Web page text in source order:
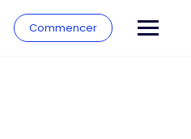
Commencer